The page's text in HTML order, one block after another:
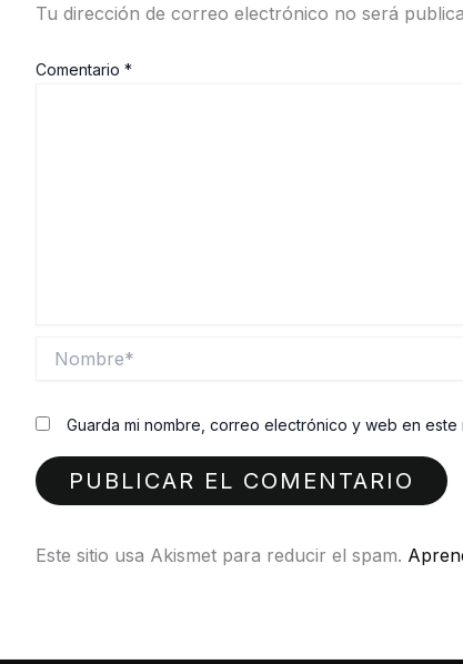
Tu dirección de correo electrónico no será
Comentario *
Guarda mi nombre, correo electrónico y web en
Este sitio usa Akismet para reducir el spam.